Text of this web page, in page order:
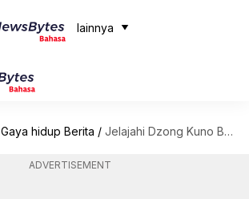
lainnya
Gaya hidup Berita / Jelajahi Dzong Kuno Bhutan Dengan Panduan Wisata Ini
ADVERTISEMENT